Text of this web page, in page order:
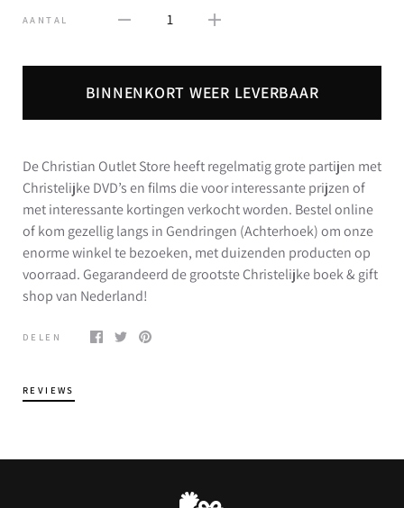
AANTAL 1
BINNENKORT WEER LEVERBAAR
De Christian Outlet Store heeft regelmatig grote partijen met
Christelijke DVD’s en films die voor interessante prijzen of
met interessante kortingen verkocht worden. Bestel online
of kom gezellig langs in Gendringen (Achterhoek) om onze
enorme winkel te bezoeken, met duizenden producten op
voorraad. Gegarandeerd de grootste Christelijke boek & gift
shop van Nederland!
DELEN
REVIEWS